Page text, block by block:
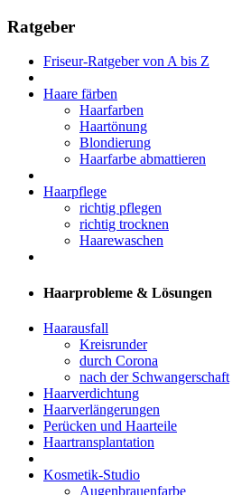
Ratgeber
Friseur-Ratgeber von A bis Z
Haare färben
Haarfarben
Haartönung
Blondierung
Haarfarbe abmattieren
Haarpflege
richtig pflegen
richtig trocknen
Haarewaschen
Haarprobleme & Lösungen
Haarausfall
Kreisrunder
durch Corona
nach der Schwangerschaft
Haarverdichtung
Haarverlängerungen
Perücken und Haarteile
Haartransplantation
Kosmetik-Studio
Augenbrauenfarbe